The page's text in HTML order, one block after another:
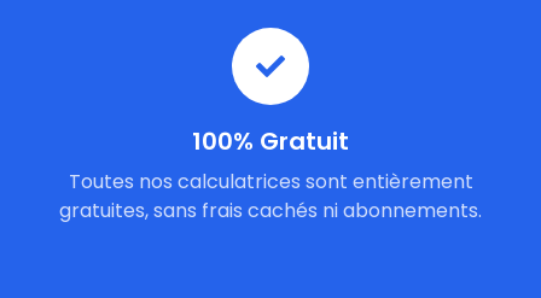
100% Gratuit
Toutes nos calculatrices sont entièrement
gratuites, sans frais cachés ni abonnements.